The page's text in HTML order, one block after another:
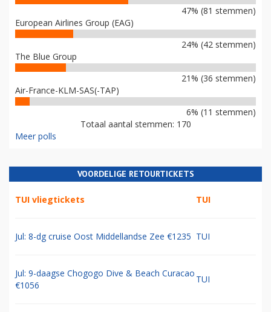
47% (81 stemmen)
European Airlines Group (EAG)
24% (42 stemmen)
The Blue Group
21% (36 stemmen)
Air-France-KLM-SAS(-TAP)
6% (11 stemmen)
Totaal aantal stemmen: 170
Meer polls
VOORDELIGE RETOURTICKETS
TUI vliegtickets TUI
Jul: 8-dg cruise Oost Middellandse Zee €1235 TUI
Jul: 9-daagse Chogogo Dive & Beach Curacao
€1056
TUI